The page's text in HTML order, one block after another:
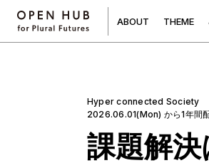
ABOUT THEME
Hyper connected Society
2026.06.01(Mon) から1年間
課題解